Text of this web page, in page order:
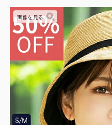
アームカバー/手袋
遮光雑貨
UVカットウェア
サングラス